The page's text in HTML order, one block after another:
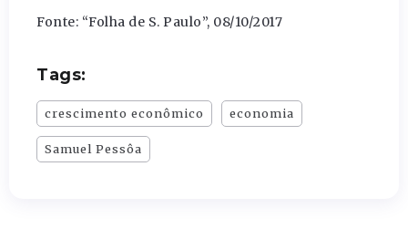
Fonte: “Folha de S. Paulo”, 08/10/2017
Tags:
crescimento econômico economia
Samuel Pessôa